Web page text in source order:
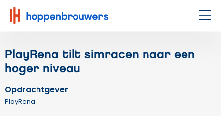
Hoppenbrouwers
|
techniek
leeft
PlayRena tilt simracen naar een
hoger niveau
Opdrachtgever
PlayRena